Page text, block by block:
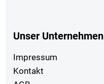
Unser Unternehmen
Impressum
Kontakt